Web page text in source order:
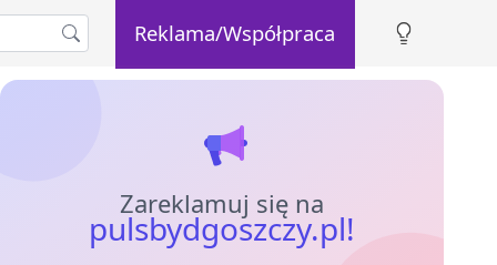
Reklama/Współpraca
Zareklamuj się na
pulsbydgoszczy.pl!